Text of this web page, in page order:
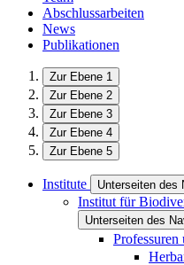
Abschlussarbeiten
News
Publikationen
Zur Ebene 1
Zur Ebene 2
Zur Ebene 3
Zur Ebene 4
Zur Ebene 5
Institute Unterseiten des
Institut für
Unterseiten des
Professuren